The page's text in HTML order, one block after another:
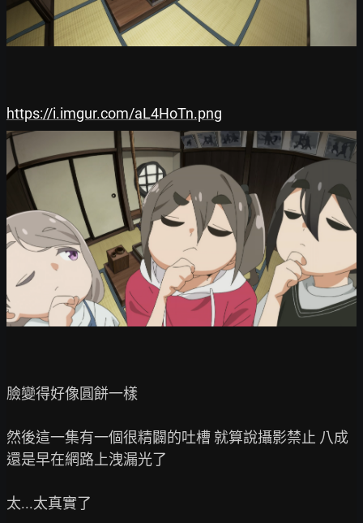
https://i.imgur.com/aL4HoTn.png
臉變得好像圓餅一樣
然後這一集有一個很精闢的吐槽 就算說攝影禁止 八成
還是早在網路上洩漏光了
太...太真實了